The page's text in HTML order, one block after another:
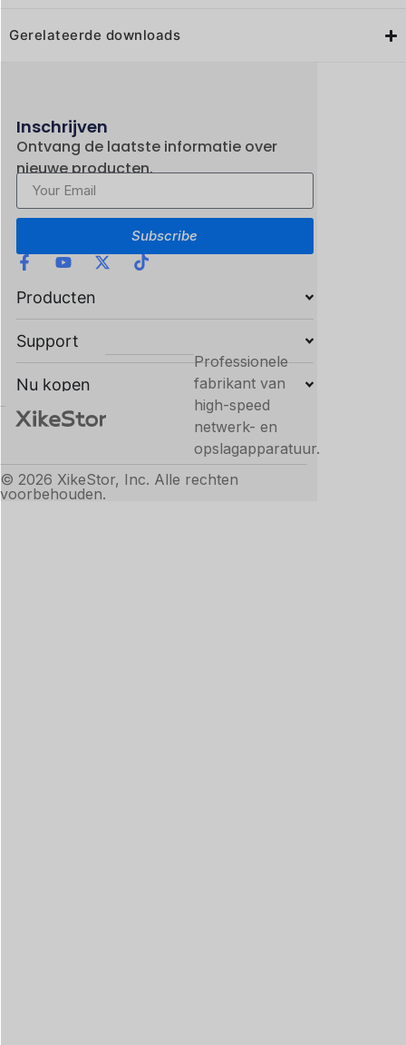
Gerelateerde downloads
Inschrijven
Ontvang de laatste informatie over
nieuwe producten.
Subscribe
Producten
Support
Nu kopen
Professionele
fabrikant van
high-speed
netwerk- en
opslagapparatuur.
© 2026 XikeStor, Inc. Alle rechten
voorbehouden.